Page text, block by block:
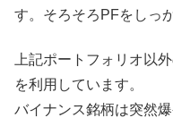
す。そろそろPFをしっ
上記ポートフォリオ以
を利用しています。
バイナンス銘柄は突然